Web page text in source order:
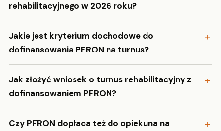
rehabilitacyjnego w 2026 roku?
Jakie jest kryterium dochodowe do
dofinansowania PFRON na turnus?
Jak złożyć wniosek o turnus rehabilitacyjny z
dofinansowaniem PFRON?
Czy PFRON dopłaca też do opiekuna na